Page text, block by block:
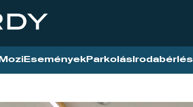
Mozi Események Parkolás Irodabérlés